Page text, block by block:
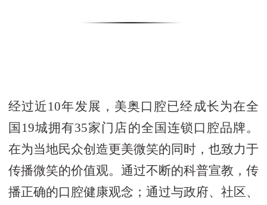
经过近10年发展，美奥口腔已经成长为在全
国19城拥有35家门店的全国连锁口腔品牌。
在为当地民众创造更美微笑的同时，也致力于
传播微笑的价值观。通过不断的科普宣教，传
播正确的口腔健康观念；通过与政府、社区、